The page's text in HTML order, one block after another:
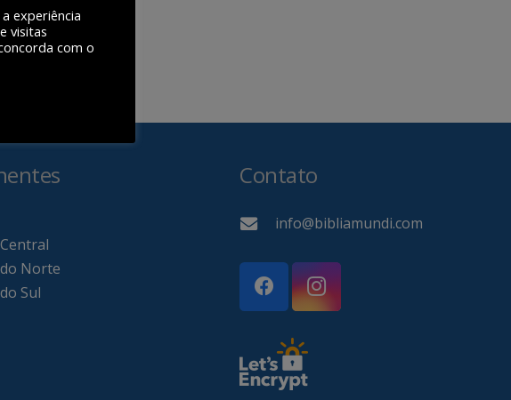
Norte
Sul
Contato
info@bibliamundi.com
experiência
visitas
com o